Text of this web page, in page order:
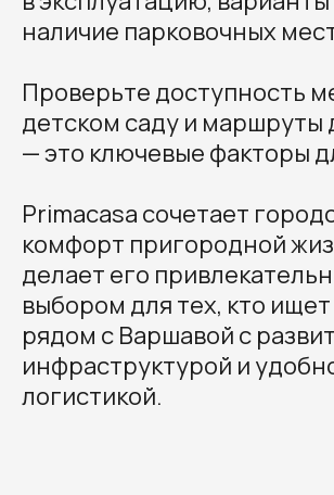
наличие парковочных
Проверьте доступность
детском саду и маршруты
— это ключевые факторы
Primacasa сочетает
комфорт пригородной
делает его
выбором для тех, кто
рядом с Варшавой с
инфраструктурой и
логистикой.